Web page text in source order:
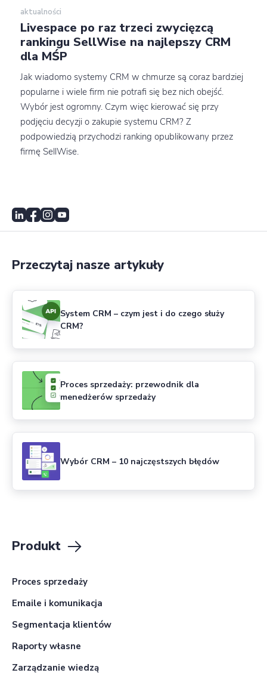
aktualności
Livespace po raz trzeci zwycięzcą
rankingu SellWise na najlepszy CRM
dla MŚP
Jak wiadomo systemy CRM w chmurze są coraz bardziej
popularne i wiele firm nie potrafi się bez nich obejść.
Wybór jest ogromny. Czym więc kierować się przy
podjęciu decyzji o zakupie systemu CRM? Z
podpowiedzią przychodzi ranking opublikowany przez
firmę SellWise.
Produkt
Proces sprzedaży
Emaile i komunikacja
Segmentacja klientów
Raporty własne
Zarządzanie wiedzą
Przeczytaj nasze artykuły
System CRM – czym jest i do czego służy
CRM?
Proces sprzedaży: przewodnik dla
menedżerów sprzedaży
Wybór CRM – 10 najczęstszych błędów